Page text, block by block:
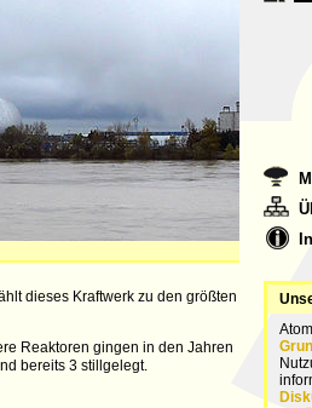
dieses Kraftwerk zu den größten
Reaktoren gingen in den Jahren
bereits 3 stillgelegt.